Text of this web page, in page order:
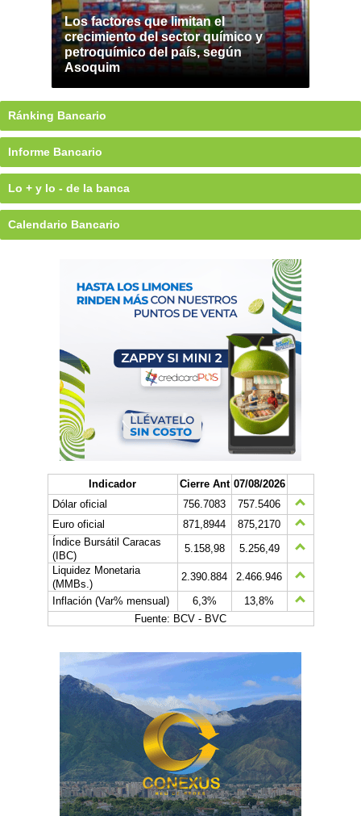
Los factores que limitan el
crecimiento del sector químico y
petroquímico del país, según
Asoquim
Ránking Bancario
Informe Bancario
Lo + y lo - de la banca
Calendario Bancario
Indicador Cierre Ant 07/08/2026
Dólar oficial
756.7083
757.5406
Euro oficial
871,8944
875,2170
Índice Bursátil Caracas
(IBC)
5.158,98
5.256,49
Liquidez Monetaria
(MMBs.)
2.390.884
2.466.946
Inflación (Var% mensual)
6,3%
13,8%
Fuente: BCV - BVC